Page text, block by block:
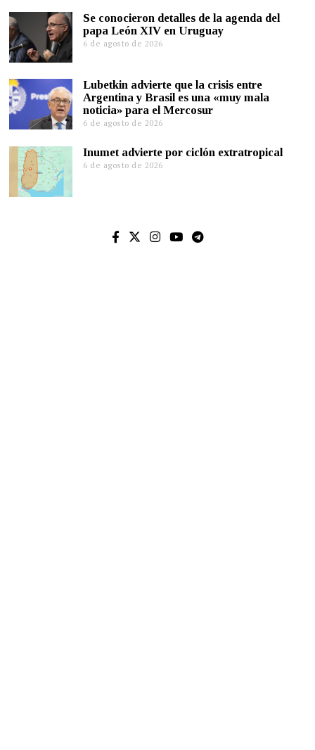
Se conocieron detalles de la agenda del
papa León XIV en Uruguay
6 de agosto de 2026
Lubetkin advierte que la crisis entre
Argentina y Brasil es una «muy mala
noticia» para el Mercosur
6 de agosto de 2026
Inumet advierte por ciclón extratropical
6 de agosto de 2026